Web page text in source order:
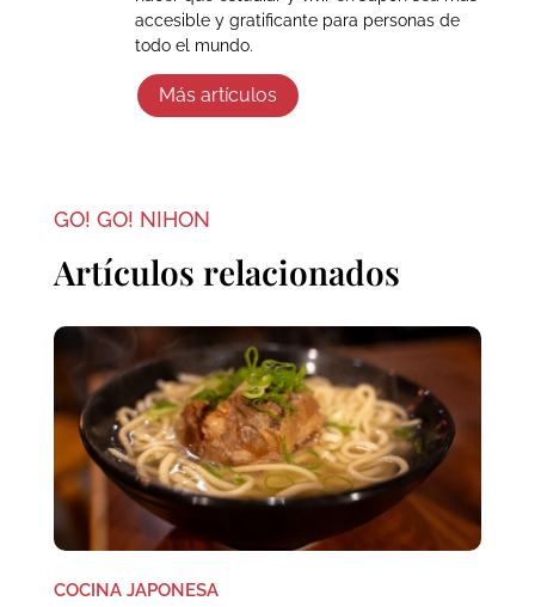
accesible y gratificante para personas de
todo el mundo.
Más artículos
GO! GO! NIHON
Artículos relacionados
COCINA JAPONESA